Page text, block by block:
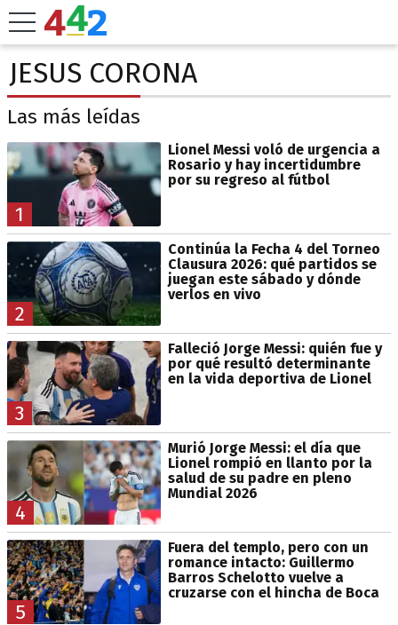
JESUS CORONA
Las más leídas
1
Lionel Messi voló de urgencia a
Rosario y hay incertidumbre
por su regreso al fútbol
2
Continúa la Fecha 4 del Torneo
Clausura 2026: qué partidos se
juegan este sábado y dónde
verlos en vivo
3
Falleció Jorge Messi: quién fue y
por qué resultó determinante
en la vida deportiva de Lionel
4
Murió Jorge Messi: el día que
Lionel rompió en llanto por la
salud de su padre en pleno
Mundial 2026
5
Fuera del templo, pero con un
romance intacto: Guillermo
Barros Schelotto vuelve a
cruzarse con el hincha de Boca